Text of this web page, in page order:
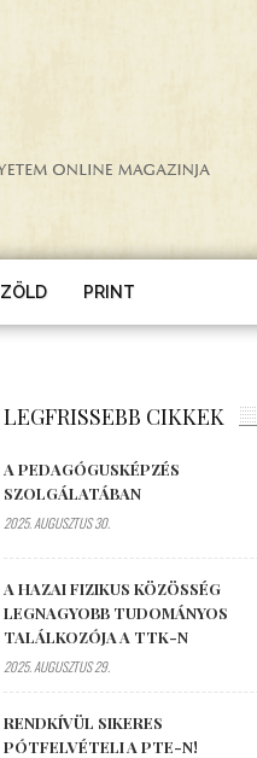
ZÖLD PRINT
LEGFRISSEBB CIKKEK
A PEDAGÓGUSKÉPZÉS
SZOLGÁLATÁBAN
2025. AUGUSZTUS 30.
A HAZAI FIZIKUS KÖZÖSSÉG
LEGNAGYOBB TUDOMÁNYOS
TALÁLKOZÓJA A TTK-N
2025. AUGUSZTUS 29.
RENDKÍVÜL SIKERES
PÓTFELVÉTELI A PTE-N!